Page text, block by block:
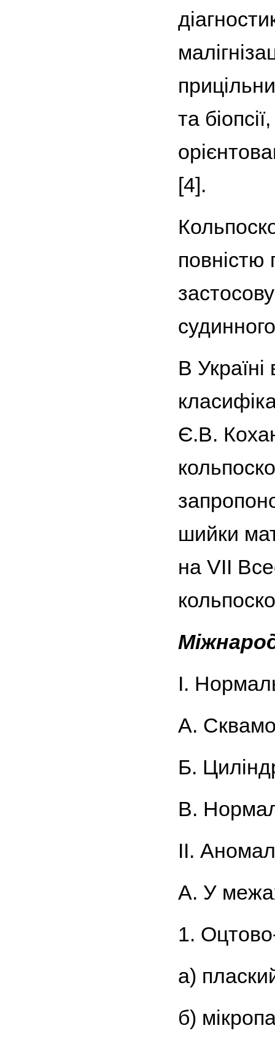
та
[4].
повністю
В
Є.В.
шийки
на VII
І.
А.
Б.
В.
ІІ.
А. У
1.
а)
б)